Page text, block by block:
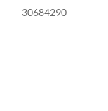
30684290